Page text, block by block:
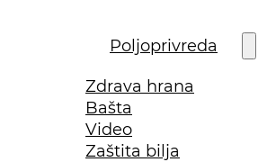
Poljoprivreda
Zdrava hrana
Bašta
Video
Zaštita bilja